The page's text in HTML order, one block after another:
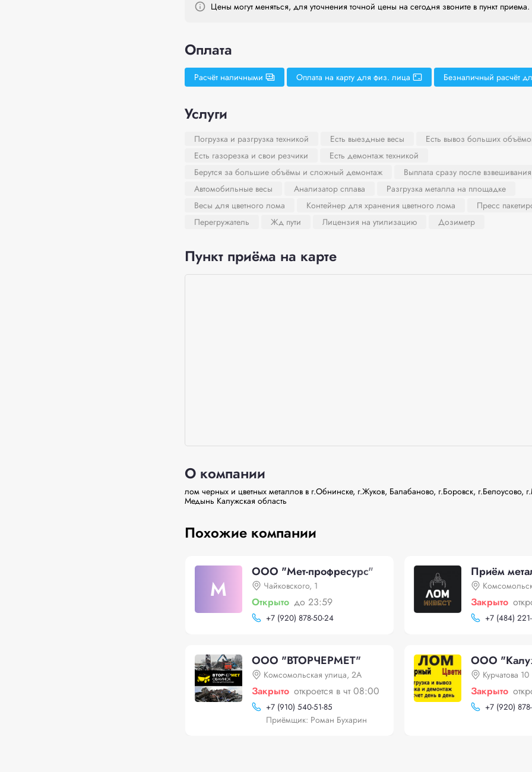
Цены могут меняться, для уточнения точной цены на сегодня звоните в пункт приема.
Оплата
Расчёт наличными Оплата на карту для физ. лица Безналичный расчёт
Услуги
Погрузка и разгрузка техникой Есть выездные весы
Есть вывоз больших
Есть газорезка и свои резчики
Есть демонтаж техникой
Берутся за большие объёмы и сложный демонтаж
Выплата сразу после взвешивания
Автомобильные весы
Анализатор сплава
Разгрузка металла на площадке
Весы для цветного лома
Контейнер для хранения цветного лома
Пресс
Перегружатель
Жд пути Лицензия на утилизацию Дозиметр
Пункт приёма на карте
О компании
лом черных и цветных металлов в г.Обнинске, г.Жуков, Балабаново, г.Боровск, г.Белоусово,
Медынь Калужская область
Похожие компании
М
ООО "Мет-профресурс"
Чайковского, 1
Открыто до 23:59
+7 (920) 878-50-24
Приём
Закрыто
+7 (484)
ООО "ВТОРЧЕРМЕТ"
Комсомольская улица, 2А
Закрыто откроется в чт 08:00
+7 (910) 540-51-85
Приёмщик: Роман Бухарин
ООО
Курчатова 10
Закрыто
+7 (920)